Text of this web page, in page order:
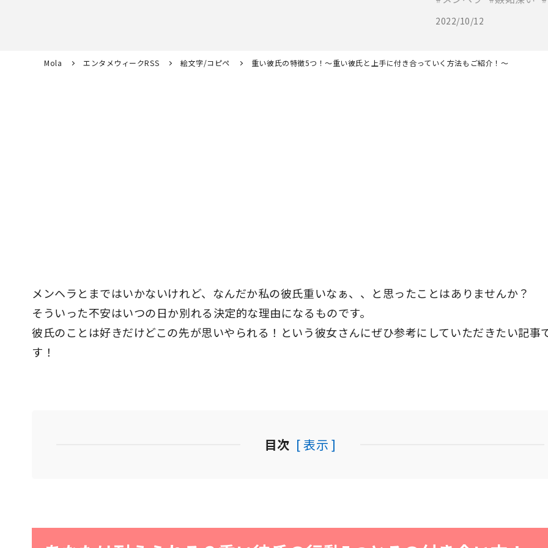
2022/10/12
Mola エンタメウィークRSS 絵文字/コピペ 重い彼氏の特徴5つ！〜重い彼氏と上手に付き合っていく方法もご紹介！～
メンヘラとまではいかないけれど、なんだか私の彼氏重いなぁ、、と思ったことはありませんか？
そういった不安はいつの日か別れる決定的な理由になるものです。
彼氏のことは好きだけどこの先が思いやられる！という彼女さんにぜひ参考にしていただきたい記事
す！
目次 [ 表示 ]